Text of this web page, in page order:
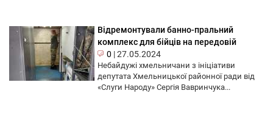
Відремонтували банно-пральний
комплекс для бійців на передовій
0 |27.05.2024
Небайдужі хмельничани з ініціативи
депутата Хмельницької районної ради від
«Слуги Народу» Сергія Вавринчука...